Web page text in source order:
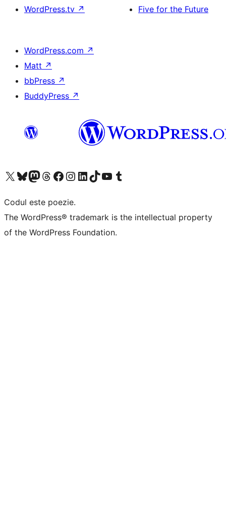
WordPress.tv ↗
Five for the Future
WordPress.com ↗
Matt ↗
bbPress ↗
BuddyPress ↗
Mergi la contul nostru X (fost Twitter)
Vizitează contul nostru Bluesky
Vizitează contul nostru Mastodon
Vizitează contul nostru Threads
Vizitează pagina noastră Facebook
Vizitează-ne pe Instagram
Vizitează-ne pe LinkedIn
Vizitează contul nostru TikTok
Vizitează canalul nostru YouTube
Vizitează contul nostru Tumblr
Codul este poezie.
The WordPress® trademark is the intellectual property
of the WordPress Foundation.